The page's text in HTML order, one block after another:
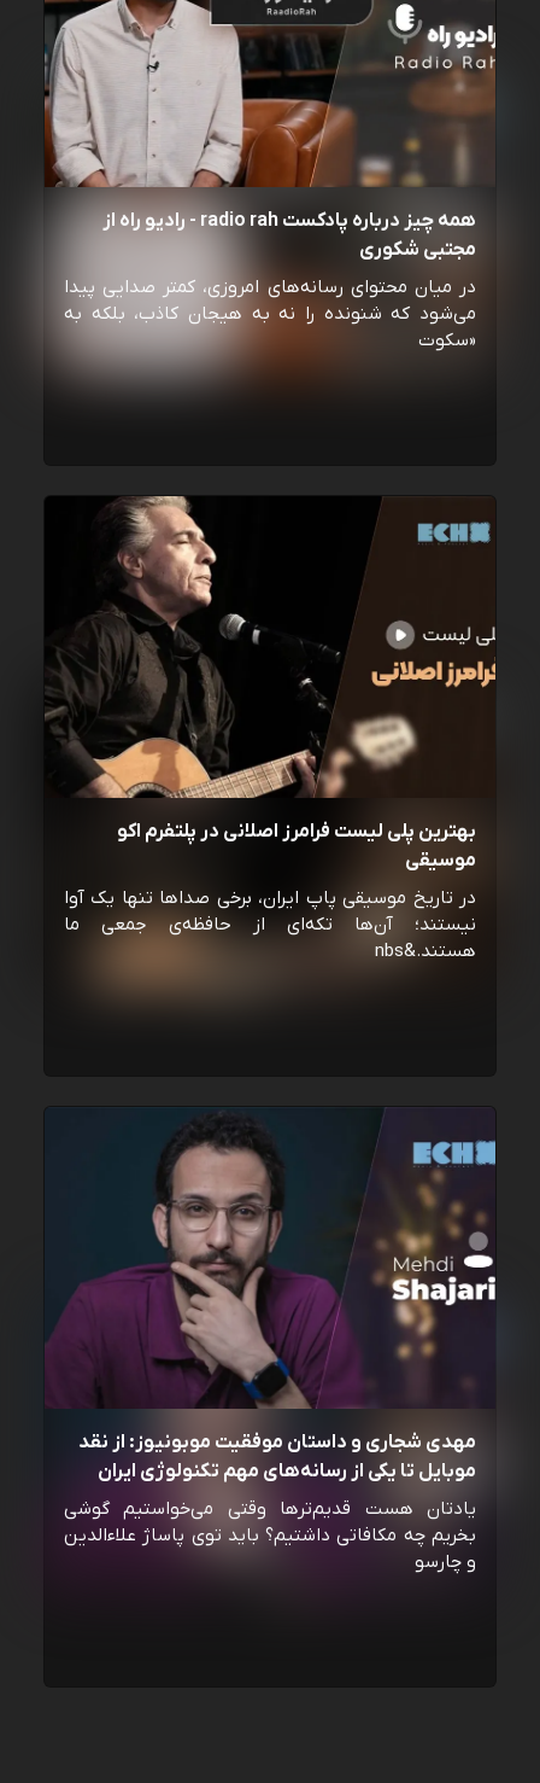
همه چیز درباره پادکست radio rah - رادیو راه از
مجتبی شکوری
در میان محتوای رسانه‌های امروزی، کمتر صدایی پیدا
می‌شود که شنونده را نه به هیجان کاذب، بلکه به
«سکوت
بهترین پلی لیست فرامرز اصلانی در پلتفرم اکو
موسیقی
در تاریخ موسیقی پاپ ایران، برخی صداها تنها یک آوا
نیستند؛ آن‌ها تکه‌ای از حافظه‌ی جمعی ما
هستند.&nbs
مهدی شجاری و داستان موفقیت موبونیوز: از نقد
موبایل تا یکی از رسانه‌‌های مهم تکنولوژی ایران
یادتان هست قدیم‌ترها وقتی می‌خواستیم گوشی
بخریم چه مکافاتی داشتیم؟ باید توی پاساژ علاءالدین
و چارسو